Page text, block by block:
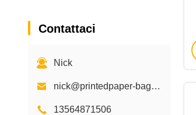
Contattaci
Nick
nick@printedpaper-bags.com
13564871506